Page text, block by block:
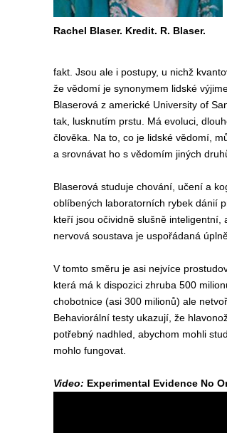
Rachel Blaser. Kredit. R. Blaser.
fakt. Jsou ale i postupy, u nichž
že vědomí je synonymem lidské
Blaserová z americké University of
tak, lusknutím prstu. Má evoluci,
člověka. Na to, co je lidské vědomí,
a srovnávat ho s vědomím jiných
Blaserová studuje chování, učení a
oblíbených laboratorních rybek dánií
kteří jsou očividně slušně inteligentní,
nervová soustava je uspořádaná
V tomto směru je asi nejvíce
která má k dispozici zhruba 500
chobotnice (asi 300 milionů) ale
Behaviorální testy ukazují, že
potřebný nadhled, abychom mohli
mohlo fungovat.
Video: Experimental Evidence No